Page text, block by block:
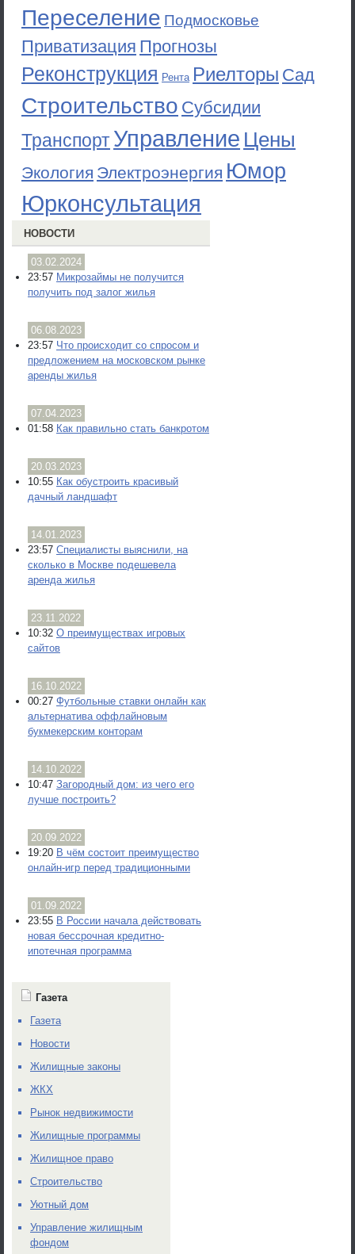
Переселение Подмосковье
Приватизация Прогнозы
Реконструкция Рента Риелторы Сад
Строительство Субсидии
ТранспортУправление Цены
Экология Электроэнергия Юмор
Юрконсультация
НОВОСТИ
03.02.2024
23:57 Микрозаймы не получится
получить под залог жилья
06.08.2023
23:57 Что происходит со спросом и
предложением на московском рынке
аренды жилья
07.04.2023
01:58 Как правильно стать банкротом
20.03.2023
10:55 Как обустроить красивый
дачный ландшафт
14.01.2023
23:57 Специалисты выяснили, на
сколько в Москве подешевела
аренда жилья
23.11.2022
10:32 О преимуществах игровых
сайтов
16.10.2022
00:27 Футбольные ставки онлайн как
альтернатива оффлайновым
букмекерским конторам
14.10.2022
10:47 Загородный дом: из чего его
лучше построить?
20.09.2022
19:20 В чём состоит преимущество
онлайн-игр перед традиционными
01.09.2022
23:55 В России начала действовать
новая бессрочная кредитно-
ипотечная программа
Газета
Газета
Новости
Жилищные законы
ЖКХ
Рынок недвижимости
Жилищные программы
Жилищное право
Строительство
Уютный дом
Управление жилищным
фондом